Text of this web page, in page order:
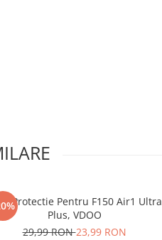
Protectie Pentru F150 Air1 Ultra
Plus, VDOO
29,99 RON23,99 RON